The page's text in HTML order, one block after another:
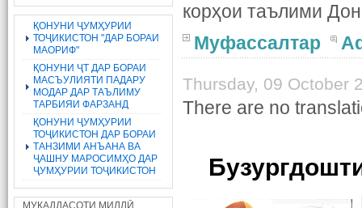
ҚОНУНИ ҶУМҲУРИИ
ТОҶИКИСТОН "ДАР БОРАИ
МАОРИФ"
ҚОНУНИ ҶТ ДАР БОРАИ
МАСЪУЛИЯТИ ПАДАРУ
МОДАР ДАР ТАЪЛИМУ
ТАРБИЯИ ФАРЗАНД
ҚОНУНИ ҶУМҲУРИИ
ТОҶИКИСТОН ДАР БОРАИ
ТАНЗИМИ АНЪАНА ВА
ҶАШНУ МАРОСИМҲО ДАР
ҶУМҲУРИИ ТОҶИКИСТОН
МУҚАДДАСОТИ МИЛЛӢ
корҳои таълими
Муфассалтар
Thursday, 09 October
There are no